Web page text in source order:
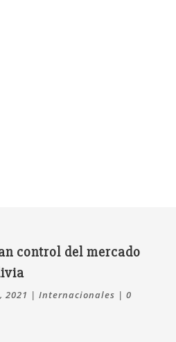
control del mercado
2021 | Internacionales | 0